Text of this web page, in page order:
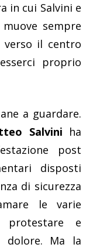
in cui Salvini e
sempre
verso il centro
proprio
a guardare.
Salvini ha
post
disposti
di sicurezza
le varie
protestare e
Ma la